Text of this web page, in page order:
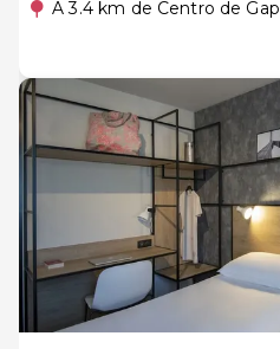
A 3.4 km de Centro de Gap